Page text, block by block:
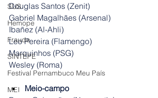
SUS
Hemope
Fraude
SINTEPE
Festival Pernambuco Meu País
MEI
Douglas Santos (Zenit)
Gabriel Magalhães (Arsenal)
Ibañez (Al-Ahli)
Leo Pereira (Flamengo)
Marquinhos (PSG)
Wesley (Roma)
Meio-campo